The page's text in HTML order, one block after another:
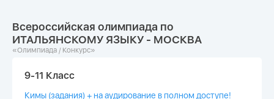
Всероссийская олимпиада по
ИТАЛЬЯНСКОМУ ЯЗЫКУ - МОСКВА
«Олимпиада / Конкурс»
9-11 Класс
Кимы (задания) + на аудирование в полном доступе!